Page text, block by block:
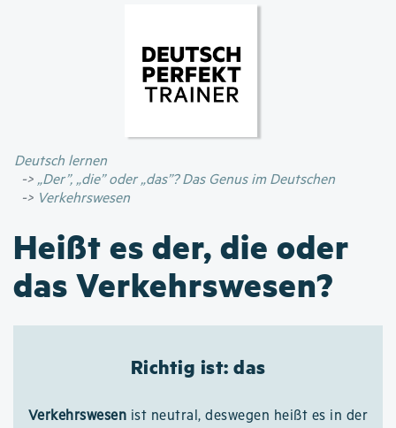
Inhalt
Deutsch lernen
„Der”, „die” oder „das”? Das Genus im Deutschen
Verkehrswesen
Heißt es der, die oder
das Verkehrswesen?
Richtig ist: das
Verkehrswesen ist neutral, deswegen heißt es in der